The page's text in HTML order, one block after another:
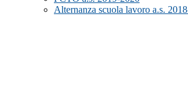
Alternanza scuola lavoro a.s.